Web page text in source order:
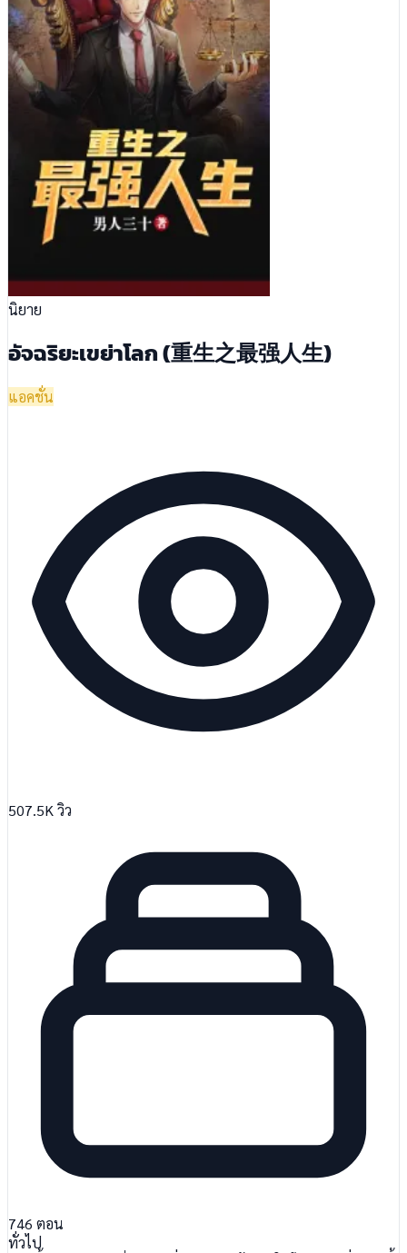
นิยาย
อัจฉริยะเขย่าโลก (重生之最强人生)
แอคชั่น
507.5K วิว
746 ตอน
ทั่วไป